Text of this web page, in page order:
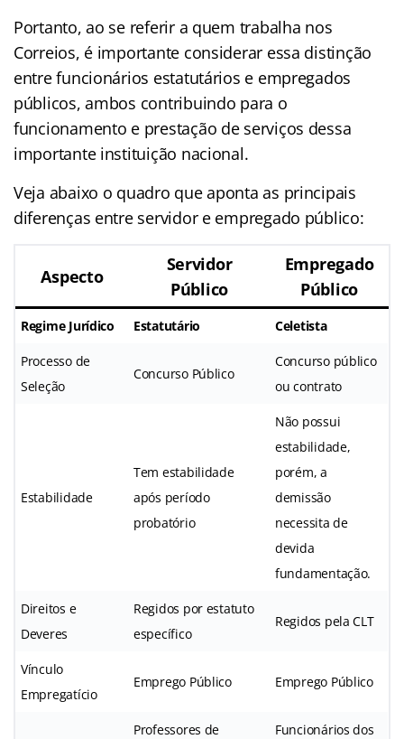
Portanto, ao se referir a quem trabalha nos
Correios, é importante considerar essa distinção
entre funcionários estatutários e empregados
públicos, ambos contribuindo para o
funcionamento e prestação de serviços dessa
importante instituição nacional.
Veja abaixo o quadro que aponta as principais
diferenças entre servidor e empregado público:
Aspecto
Servidor
Público
Empregado
Público
Regime Jurídico Estatutário Celetista
Processo de
Seleção
Concurso Público
Concurso público
ou contrato
Estabilidade
Tem estabilidade
após período
probatório
Não possui
estabilidade,
porém, a
demissão
necessita de
devida
fundamentação.
Direitos e
Deveres
Regidos por estatuto
específico
Regidos pela CLT
Vínculo
Empregatício
Emprego Público Emprego Público
Professores de
Funcionários dos